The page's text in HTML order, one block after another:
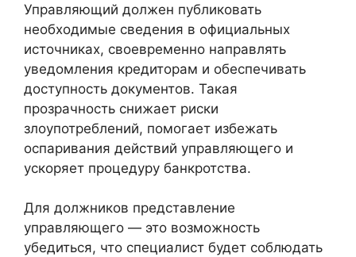
Управляющий должен публиковать
необходимые сведения в официальных
источниках, своевременно направлять
уведомления кредиторам и обеспечивать
доступность документов. Такая
прозрачность снижает риски
злоупотреблений, помогает избежать
оспаривания действий управляющего и
ускоряет процедуру банкротства.
Для должников представление
управляющего — это возможность
убедиться, что специалист будет соблюдать